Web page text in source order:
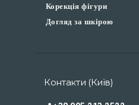
Корекція фігури
Догляд за шкірою
Контакти (Київ)